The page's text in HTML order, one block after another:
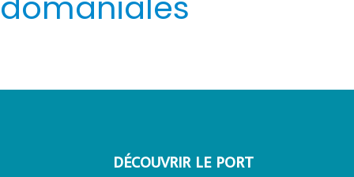
DÉCOUVRIR LE PORT